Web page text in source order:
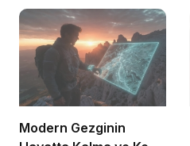
Modern Gezginin